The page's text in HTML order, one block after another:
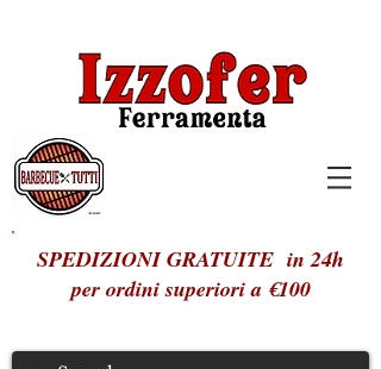
SPEDIZIONI GRATUITE in 24h
per ordini superiori a €100